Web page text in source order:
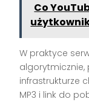
Co
W praktyce
algorytmicznie,
infrastrukturze
MP3 i link do